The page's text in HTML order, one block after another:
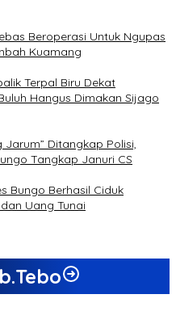
Beroperasi Untuk Ngupas
Kuamang
Terpal Biru Dekat
Hangus Dimakan Sijago
Jarum” Ditangkap Polisi,
Tangkap Januri CS
Bungo Berhasil Ciduk
Uang Tunai